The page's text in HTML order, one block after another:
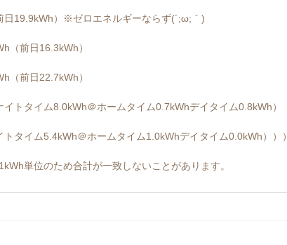
19.9kWh）※ゼロエネルギーならず(´;ω;｀)
（前日16.3kWh）
（前日22.7kWh）
トタイム8.0kWh＠ホームタイム0.7kWhデイタイム0.8kWh）
トタイム5.4kWh＠ホームタイム1.0kWhデイタイム0.0kWh）））
単位のため合計が一致しないことがあります。